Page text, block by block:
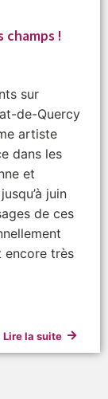
champs !
sur
de-Quercy
artiste
dans les
et
juin
de ces
encore très
Lire la suite